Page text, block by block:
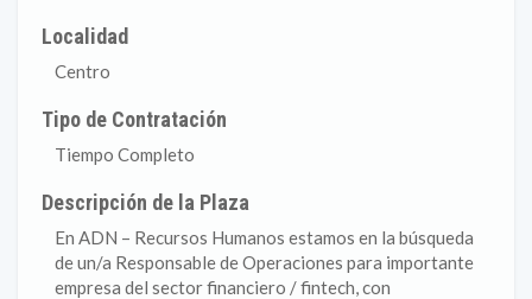
Localidad
Centro
Tipo de Contratación
Tiempo Completo
Descripción de la Plaza
En ADN – Recursos Humanos estamos en la búsqueda
de un/a Responsable de Operaciones para importante
empresa del sector financiero / fintech, con